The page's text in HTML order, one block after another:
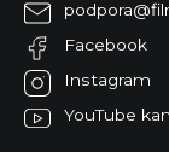
podpora@
Facebook
Instagram
YouTube